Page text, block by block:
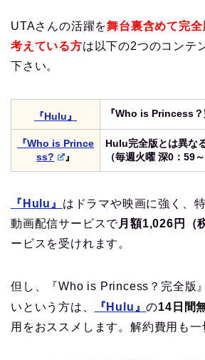
UTAさんの活躍を舞台裏含めて完
考えている方は以下の2つのコンテ
下さい。
『Hulu』 『Who is Princess
『Who is Prince
ss?
』
Hulu完全版とは異な
（毎週火曜 深0：59～
『Hulu』 はドラマや映画に強く、
動画配信サービスで月額1,026円（
ービスを受けれます。
但し、『Who is Princess？完全版
いという方は、
『Hulu』の14日間
用をおススメします 。解約費用も一